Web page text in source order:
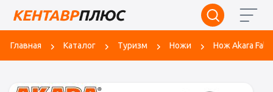
Главная Каталог Туризм Ножи Нож Akara